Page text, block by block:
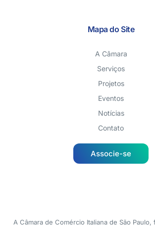
Mapa do Site
A Câmara
Serviços
Projetos
Eventos
Notícias
Contato
Associe-se
A Câmara de Comércio Italiana de São Paulo,